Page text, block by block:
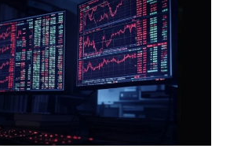
que […]